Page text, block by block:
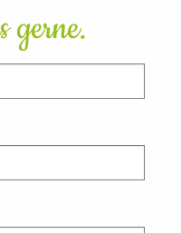
gerne.